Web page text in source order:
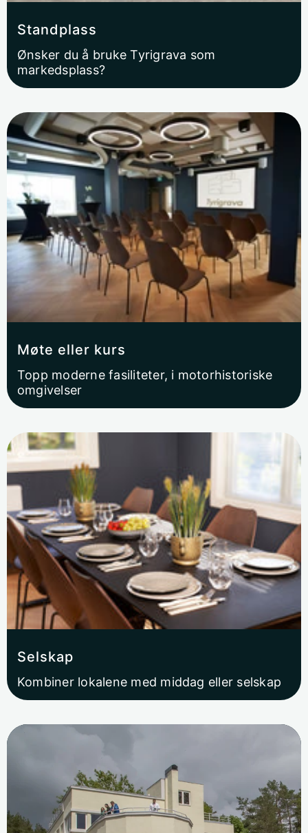
Standplass
Ønsker du å bruke Tyrigrava som
markedsplass?
Møte eller kurs
Topp moderne fasiliteter, i motorhistoriske
omgivelser
Selskap
Kombiner lokalene med middag eller selskap